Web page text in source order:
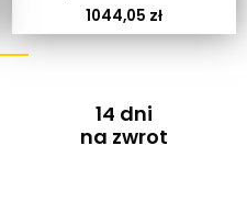
1044,05 zł
14 dni
na zwrot